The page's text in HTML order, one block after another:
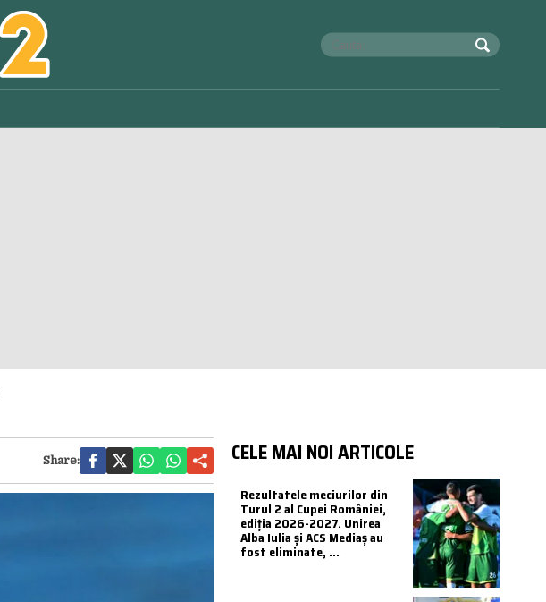
Share: CELE MAI NOI ARTICOLE
Rezultatele meciurilor din
Turul 2 al Cupei României,
ediția 2026-2027. Unirea
Alba Iulia și ACS Mediaș au
fost eliminate, ...